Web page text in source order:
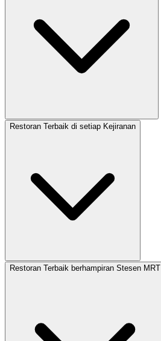
Restoran Terbaik di setiap Kejiranan
Restoran Terbaik berhampiran Stesen MRT